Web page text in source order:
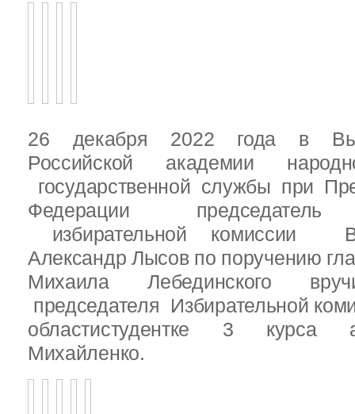
26 декабря 2022 года в
Российской академии
государственной службы при
Федерации председатель
избирательной комиссии
Александр Лысов по поручению
Михаила Лебединского
председателя Избирательной
областистудентке 3 курса
Михайленко.